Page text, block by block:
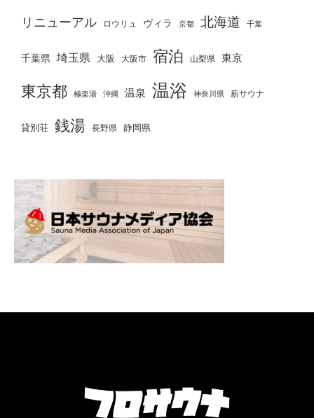
リニューアル ロウリュ ヴィラ 京都 北海道 千葉
千葉県 埼玉県 大阪 大阪市 宿泊 山梨県 東京
東京都 極楽湯 沖縄 温泉 温浴 神奈川県 薪サウナ
貸別荘 銭湯 長野県 静岡県